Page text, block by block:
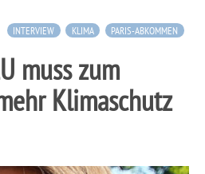
INTERVIEW KLIMA PARIS-ABKOMMEN
muss zum
Klimaschutz